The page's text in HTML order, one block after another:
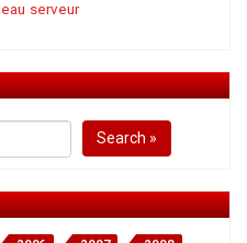
serveur
Search »